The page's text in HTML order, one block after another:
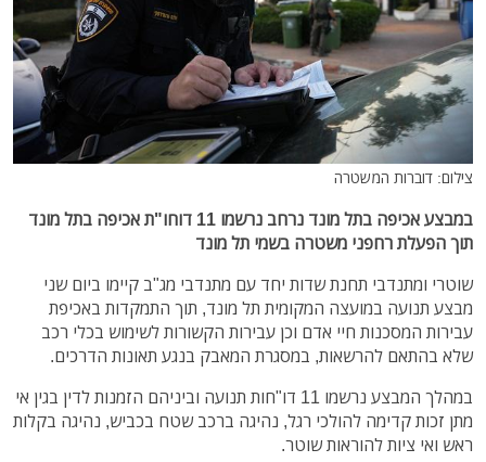
צילום: דוברות המשטרה
במבצע אכיפה בתל מונד נרחב נרשמו 11 דוחו"ת אכיפה בתל מונד
תוך הפעלת רחפני משטרה בשמי תל מונד
שוטרי ומתנדבי תחנת שדות יחד עם מתנדבי מג"ב קיימו ביום שני
מבצע תנועה במועצה המקומית תל מונד, תוך התמקדות באכיפת
עבירות המסכנות חיי אדם וכן עבירות הקשורות לשימוש בכלי רכב
שלא בהתאם להרשאות, במסגרת המאבק בנגע תאונות הדרכים.
במהלך המבצע נרשמו 11 דו"חות תנועה וביניהם הזמנות לדין בגין אי
מתן זכות קדימה להולכי רגל, נהיגה ברכב שטח בכביש, נהיגה בקלות
ראש ואי ציות להוראות שוטר.